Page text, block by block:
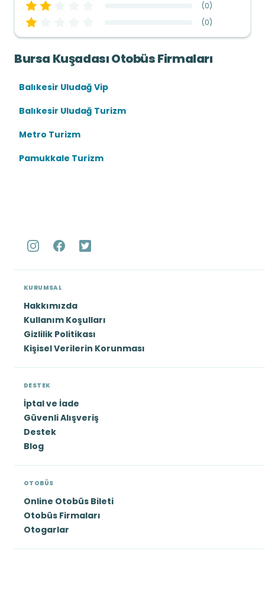
(0)
(0)
Bursa Kuşadası Otobüs Firmaları
Balıkesir Uludağ Vip
Balıkesir Uludağ Turizm
Metro Turizm
Pamukkale Turizm
KURUMSAL
Hakkımızda
Kullanım Koşulları
Gizlilik Politikası
Kişisel Verilerin Korunması
DESTEK
İptal ve İade
Güvenli Alışveriş
Destek
Blog
OTOBÜS
Online Otobüs Bileti
Otobüs Firmaları
Otogarlar